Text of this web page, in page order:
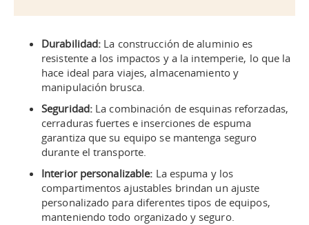
Durabilidad: La construcción de aluminio es
resistente a los impactos y a la intemperie, lo que la
hace ideal para viajes, almacenamiento y
manipulación brusca.
Seguridad: La combinación de esquinas reforzadas,
cerraduras fuertes e inserciones de espuma
garantiza que su equipo se mantenga seguro
durante el transporte.
Interior personalizable: La espuma y los
compartimentos ajustables brindan un ajuste
personalizado para diferentes tipos de equipos,
manteniendo todo organizado y seguro.